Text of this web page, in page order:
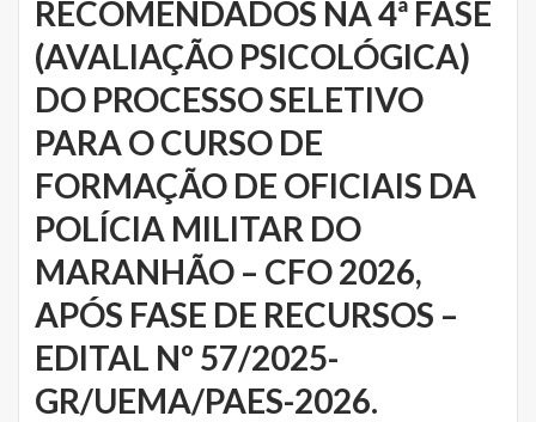
RECOMENDADOS NA 4ª FASE
(AVALIAÇÃO PSICOLÓGICA)
DO PROCESSO SELETIVO
PARA O CURSO DE
FORMAÇÃO DE OFICIAIS DA
POLÍCIA MILITAR DO
MARANHÃO – CFO 2026,
APÓS FASE DE RECURSOS –
EDITAL Nº 57/2025-
GR/UEMA/PAES-2026.